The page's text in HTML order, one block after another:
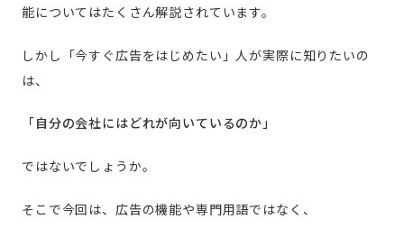
能についてはたくさん解説されています。
しかし「今すぐ広告をはじめたい」人が実際に知りたいの
は、
「自分の会社にはどれが向いているのか」
ではないでしょうか。
そこで今回は、広告の機能や専門用語ではなく、